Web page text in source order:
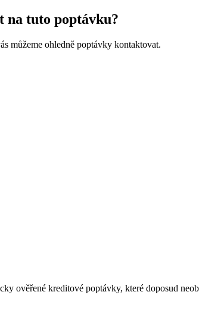
na tuto poptávku?
můžeme ohledně poptávky kontaktovat.
ověřené kreditové poptávky, které doposud